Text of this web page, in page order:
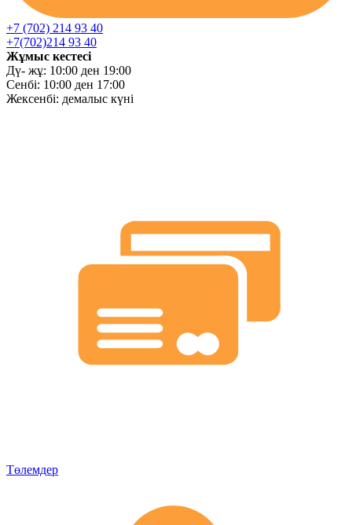
+7 (702) 214 93 40
+7(702)214 93 40
Жұмыс кестесі
Дү- жұ: 10:00 ден 19:00
Сенбі: 10:00 ден 17:00
Жексенбі: демалыс күні
Төлемдер